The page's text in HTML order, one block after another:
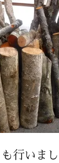
行いまし